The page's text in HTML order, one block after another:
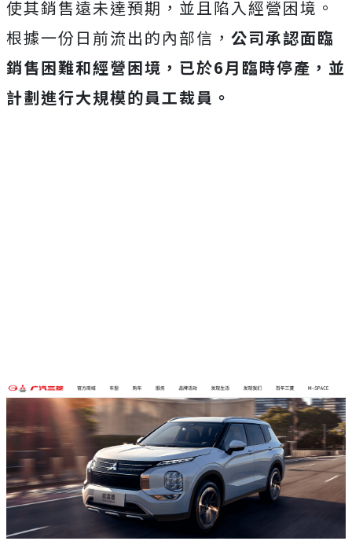
使其銷售遠未達預期，並且陷入經營困境。
根據一份日前流出的內部信， 公司承認面臨
銷售困難和經營困境， 已於6月臨時停產，並
計劃進行大規模的員工裁員。